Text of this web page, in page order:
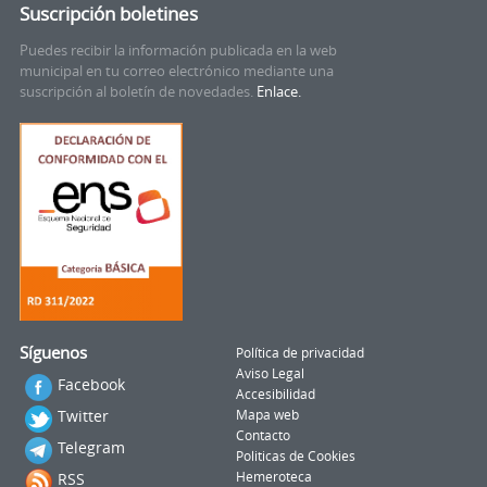
Suscripción boletines
Puedes recibir la información publicada en la web
municipal en tu correo electrónico mediante una
suscripción al boletín de novedades. Enlace.
Síguenos
Facebook
Twitter
Telegram
RSS
Política de privacidad
Aviso Legal
Accesibilidad
Mapa web
Contacto
Politicas de Cookies
Hemeroteca